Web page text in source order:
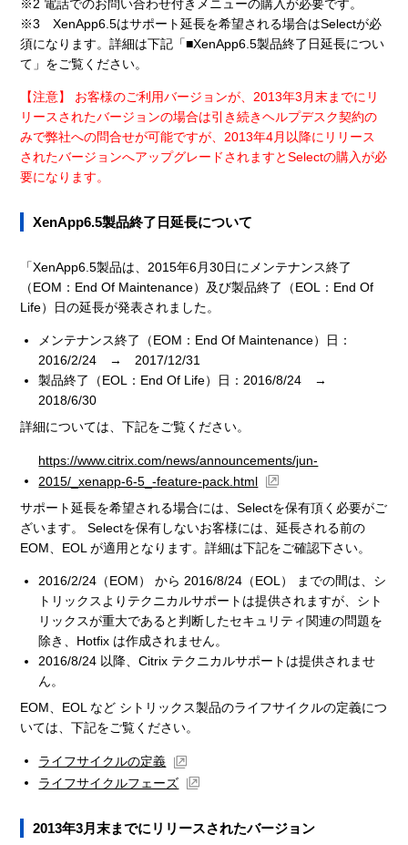
※2 電話でのお問い合わせ付きメニューの購入が必要です。
※3 XenApp6.5はサポート延長を希望される場合はSelectが必
須になります。詳細は下記「■XenApp6.5製品終了日延長につい
て」をご覧ください。
【注意】 お客様のご利用バージョンが、2013年3月末までにリ
リースされたバージョンの場合は引き続きヘルプデスク契約の
みで弊社への問合せが可能ですが、2013年4月以降にリリース
されたバージョンへアップグレードされますとSelectの購入が必
要になります。
XenApp6.5製品終了日延長について
「XenApp6.5製品は、2015年6月30日にメンテナンス終了
（EOM：End Of Maintenance）及び製品終了（EOL：End Of
Life）日の延長が発表されました。
メンテナンス終了（EOM：End Of Maintenance）日：
2016/2/24 → 2017/12/31
製品終了（EOL：End Of Life）日：2016/8/24 →
2018/6/30
詳細については、下記をご覧ください。
https://www.citrix.com/news/announcements/jun-
2015/_xenapp-6-5_-feature-pack.html
サポート延長を希望される場合には、Selectを保有頂く必要がご
ざいます。 Selectを保有しないお客様には、延長される前の
EOM、EOL が適用となります。詳細は下記をご確認下さい。
2016/2/24（EOM） から 2016/8/24（EOL） までの間は、シ
トリックスよりテクニカルサポートは提供されますが、シト
リックスが重大であると判断したセキュリティ関連の問題を
除き、Hotfix は作成されません。
2016/8/24 以降、Citrix テクニカルサポートは提供されませ
ん。
EOM、EOL など シトリックス製品のライフサイクルの定義につ
いては、下記をご覧ください。
ライフサイクルの定義
ライフサイクルフェーズ
2013年3月末までにリリースされたバージョン